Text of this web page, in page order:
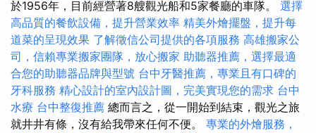
於1956年，目前經營著8艘觀光船和5家餐廳的車隊。 選擇
高品質的餐飲設備，提升營業效率 精美外燴擺盤，提升每
道菜的呈現效果 了解徵信公司提供的各項服務 高雄搬家公
司，信賴專業搬家團隊，放心搬家 助聽器推薦，選擇最適
合您的助聽器品牌與型號 台中牙醫推薦，專業且有口碑的
牙科服務 精心設計的室內設計圖，完美實現您的需求 台中
水療 台中整復推薦 總而言之，從一開始到結束，觀光之旅
就井井有條，沒有給我帶來任何不便。 專業的外燴服務，